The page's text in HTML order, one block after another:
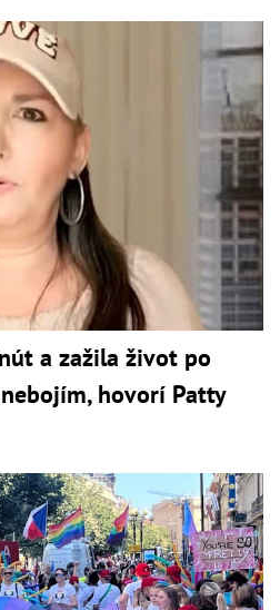
a zažila život po
hovorí Patty